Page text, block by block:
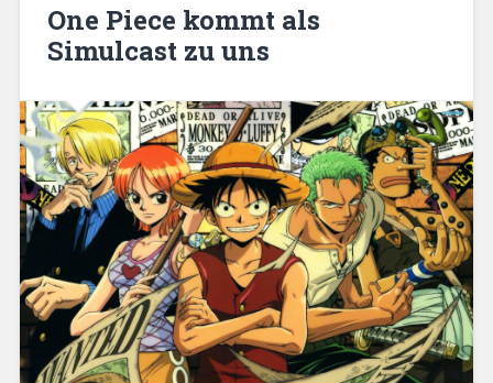
One Piece kommt als
Simulcast zu uns